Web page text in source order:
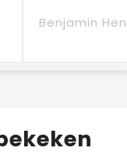
Benjamin